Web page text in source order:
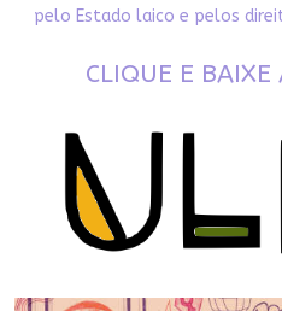
pelo Estado laico e pelos
CLIQUE E BAIXE